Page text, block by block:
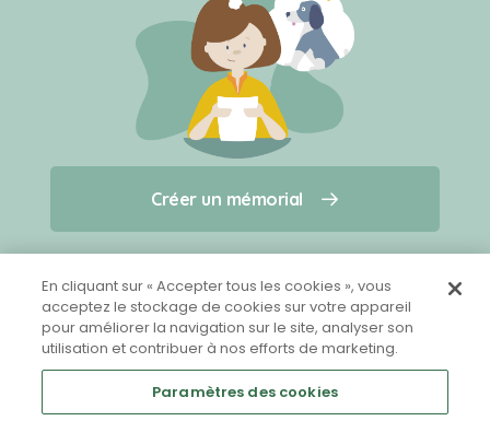
Créer un mémorial
Qui sommes-nous ?
Nous contacter
Partager sur Facebook
Créer un mémorial
En cliquant sur « Accepter tous les cookies », vous
acceptez le stockage de cookies sur votre appareil
pour améliorer la navigation sur le site, analyser son
utilisation et contribuer à nos efforts de marketing.
Paramètres des cookies